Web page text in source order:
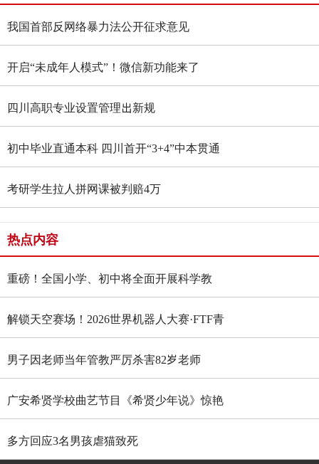
我国首部反网络暴力法公开征求意见
开启“未成年人模式”！微信新功能来了
四川高职专业设置管理出新规
初中毕业直通本科 四川首开“3+4”中本贯通
班
考研学生拉人拼网课被判赔4万
热点内容
重磅！全国小学、初中将全面开展科学教
育“做中学”领航行动
解锁天空赛场！2026世界机器人大赛·FTF青
少年无人机大赛四川选拔赛燃情启幕
男子因老师当年管教严厉杀害82岁老师
广安希贤学校曲艺节目《希贤少年说》惊艳
全国舞台 斩获国家级殊荣
多方回应3名男孩虐猫致死